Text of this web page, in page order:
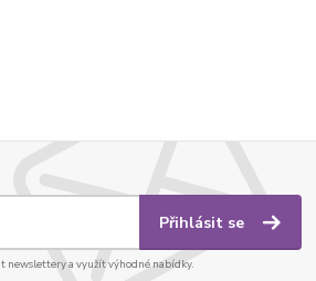
Přihlásit se
newslettery a využít výhodné nabídky.